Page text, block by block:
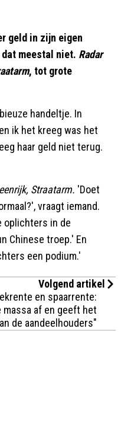
geld in zijn eigen
meestal niet. Radar
, tot grote
handeltje. In
ik het kreeg was het
haar geld niet terug.
Straatarm. 'Doet
vraagt iemand.
oplichters in de
Chinese troep.' En
een podium.'
Volgend artikel
en spaarrente:
massa af en geeft het
de aandeelhouders"